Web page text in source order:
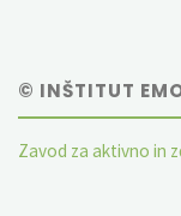
© INŠTITUT
Zavod za aktivno in